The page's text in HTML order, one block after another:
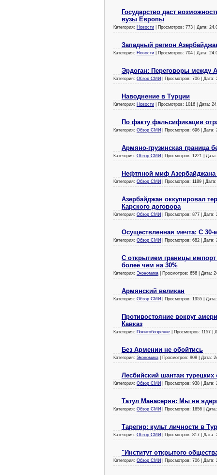
Государство даст
вузы Европы
Категория: Новости | Просмотров: 773 | Дата:
Западный регион
Категория: Новости | Просмотров: 704 | Дата:
Эрдоган: Переговоры между
Категория: Обзор СМИ | Просмотров: 706 | Дата:
Наводнение в Турции
Категория: Новости | Просмотров: 1016 | Дата:
По факту фальсификации
Категория: Обзор СМИ | Просмотров: 696 | Дата:
Армяно-грузинская граница
Категория: Обзор СМИ | Просмотров: 1221 |
Нефтяной миф Азербайджана
Категория: Обзор СМИ | Просмотров: 1189 |
Азербайджан оккупировал
Карского договора
Категория: Обзор СМИ | Просмотров: 877 | Дата:
Осуществленная мечта: С
Категория: Обзор СМИ | Просмотров: 682 | Дата:
С открытием границы
более чем на 30%
Категория: Экономика | Просмотров: 656 | Дата:
Армянский великан
Категория: Обзор СМИ | Просмотров: 1955 |
Противостояние вокруг
Кавказ
Категория: Политобозрение | Просмотров: 1157 |
Без Армении не обойтись
Категория: Экономика | Просмотров: 908 | Дата:
Лесбийский шантаж турецких
Категория: Обзор СМИ | Просмотров: 938 | Дата:
Татул Манасерян: Мы не
Категория: Обзор СМИ | Просмотров: 1656 |
Тарегир: культ личности в
Категория: Обзор СМИ | Просмотров: 817 | Дата:
"Институт открытого
Категория: Обзор СМИ | Просмотров: 706 | Дата: